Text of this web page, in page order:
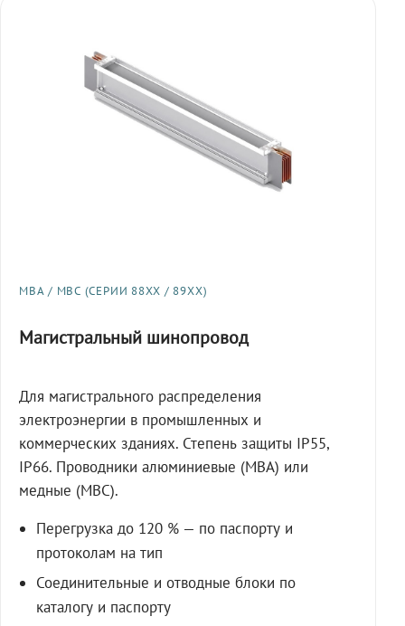
МВА / МВС (СЕРИИ 88XX / 89XX)
Магистральный шинопровод
Для магистрального распределения
электроэнергии в промышленных и
коммерческих зданиях. Степень защиты IP55,
IP66. Проводники алюминиевые (МВА) или
медные (МВС).
Перегрузка до 120 % — по паспорту и
протоколам на тип
Соединительные и отводные блоки по
каталогу и паспорту